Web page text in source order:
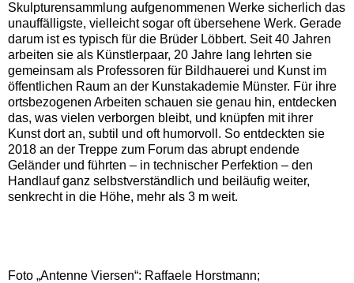
Skulpturensammlung aufgenommenen Werke sicherlich das
unauffälligste, vielleicht sogar oft übersehene Werk. Gerade
darum ist es typisch für die Brüder Löbbert. Seit 40 Jahren
arbeiten sie als Künstlerpaar, 20 Jahre lang lehrten sie
gemeinsam als Professoren für Bildhauerei und Kunst im
öffentlichen Raum an der Kunstakademie Münster. Für ihre
ortsbezogenen Arbeiten schauen sie genau hin, entdecken
das, was vielen verborgen bleibt, und knüpfen mit ihrer
Kunst dort an, subtil und oft humorvoll. So entdeckten sie
2018 an der Treppe zum Forum das abrupt endende
Geländer und führten – in technischer Perfektion – den
Handlauf ganz selbstverständlich und beiläufig weiter,
senkrecht in die Höhe, mehr als 3 m weit.
Foto „Antenne Viersen“: Raffaele Horstmann;